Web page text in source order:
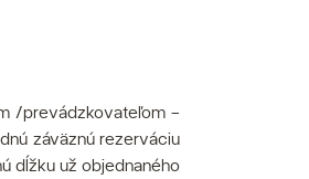
/prevádzkovateľom -
záväznú rezerváciu
dĺžku už objednaného